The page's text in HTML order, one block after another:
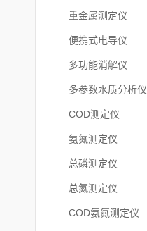
重金属测定仪
便携式电导仪
多功能消解仪
多参数水质分析仪
COD测定仪
氨氮测定仪
总磷测定仪
总氮测定仪
COD氨氮测定仪